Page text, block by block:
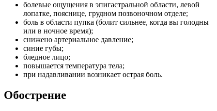
болевые ощущения в эпигастральной области, левой
лопатке, пояснице, грудном позвоночном отделе;
боль в области пупка (болит сильнее, когда вы голодны
или в ночное время);
снижено артериальное давление;
синие губы;
бледное лицо;
повышается температура тела;
при надавливании возникает острая боль.
Обострение­